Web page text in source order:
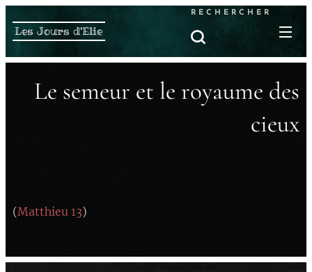
Les Jours d'Elie
RECHERCHER
Le semeur et le royaume des
cieux
(Matthieu 13)